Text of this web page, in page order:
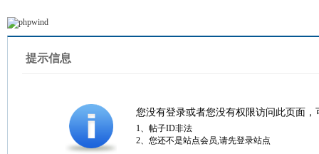
提示信息
您没有登录或者您没有权限访问此页面
1、帖子ID非法
2、您还不是站点会员,请先登录站点